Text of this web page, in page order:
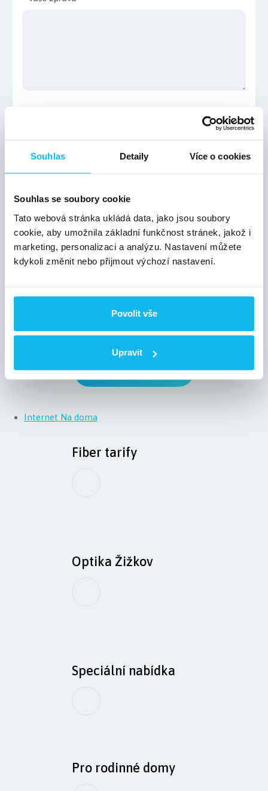
Souhlas Detaily Více o cookies
Souhlas se soubory cookie
Tato webová stránka ukládá data, jako jsou soubory
cookie, aby umožnila základní funkčnost stránek, jakož i
marketing, personalizaci a analýzu. Nastavení můžete
kdykoli změnit nebo přijmout výchozí nastavení.
Povolit vše
Upravit
Kontakt, který nám zanecháte, využijeme pouze pro ověření
dostupnosti služeb a zpětný kontakt.
Zpět na výpis pozic
Internet Na doma
Fiber tarify
Optika Žižkov
Speciální nabídka
Pro rodinné domy